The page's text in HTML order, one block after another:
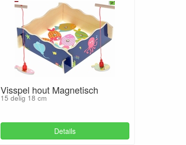
Visspel hout Magnetisch
15 delig 18 cm
Details